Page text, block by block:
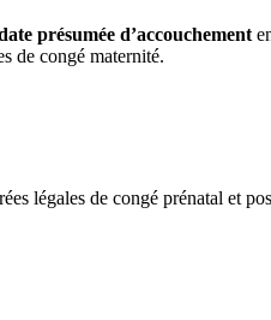
présumée d’accouchement
de congé maternité.
légales de congé prénatal et